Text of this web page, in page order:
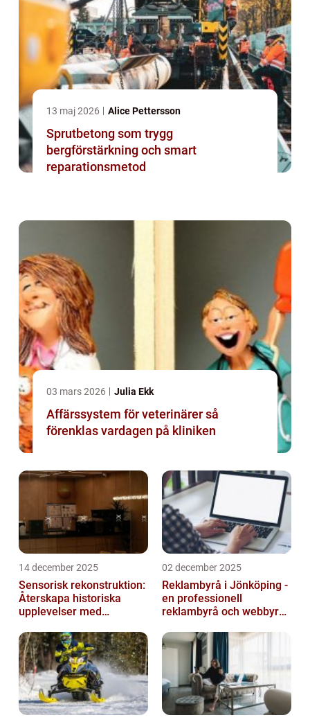
13 maj 2026 Alice Pettersson
Sprutbetong som trygg
bergförstärkning och smart
reparationsmetod
03 mars 2026 Julia Ekk
Affärssystem för veterinärer så
förenklas vardagen på kliniken
14 december 2025
Sensorisk rekonstruktion:
Återskapa historiska
upplevelser med
02 december 2025
Reklambyrå i Jönköping -
en professionell
reklambyrå och webbyrå
kommunikati...